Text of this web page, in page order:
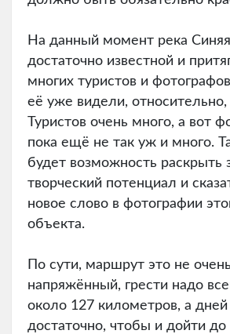
На данный момент река
достаточно известной и
многих туристов и
её уже видели, относительно,
Туристов очень много, а вот
пока ещё не так уж и много.
будет возможность раскрыть
творческий потенциал и
новое слово в фотографии
объекта.
По сути, маршрут это не очень
напряжённый, грести надо
около 127 километров, а дней
достаточно, чтобы и дойти